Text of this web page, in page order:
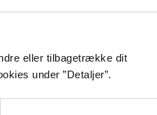
eller tilbagetrække dit
under ”Detaljer”.